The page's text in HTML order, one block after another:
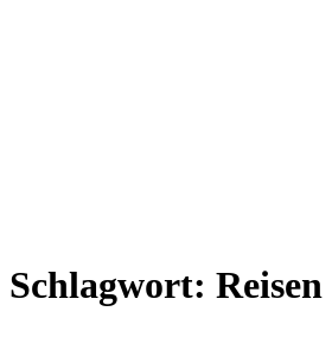
Schlagwort: Reisen